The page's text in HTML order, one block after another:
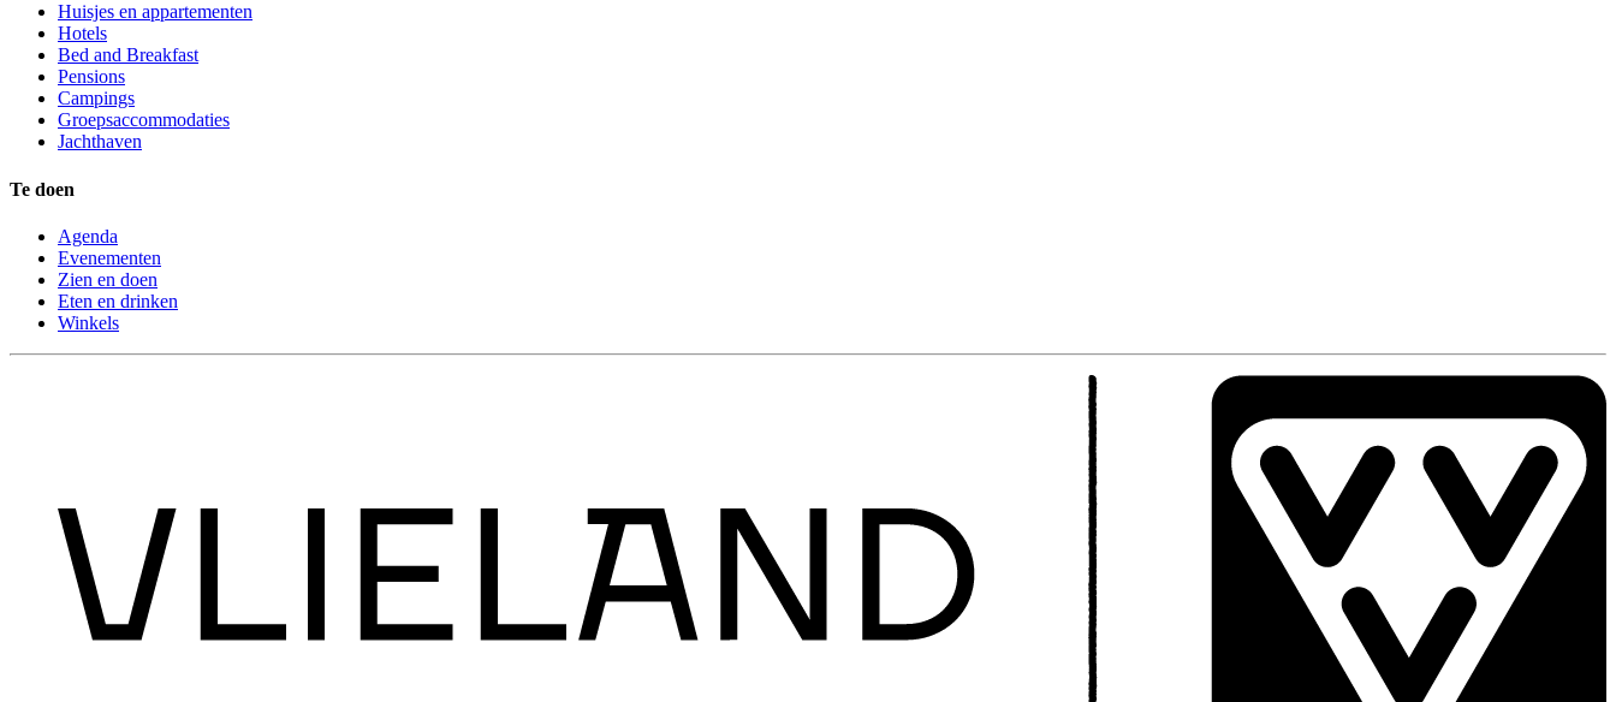
Huisjes en appartementen
Hotels
Bed and Breakfast
Pensions
Campings
Groepsaccommodaties
Jachthaven
Te doen
Agenda
Evenementen
Zien en doen
Eten en drinken
Winkels